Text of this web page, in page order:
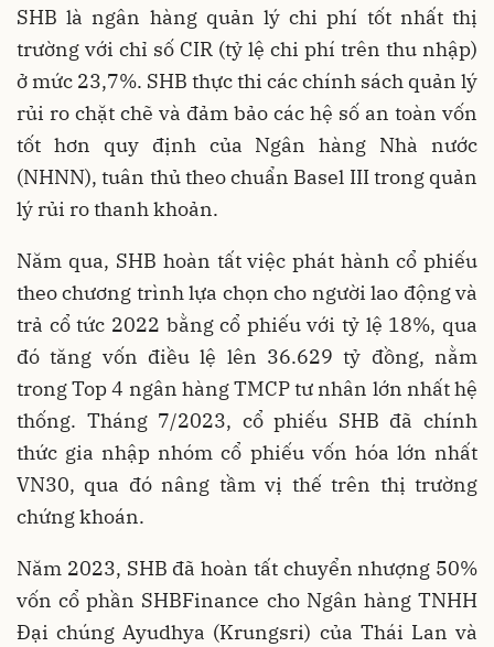
SHB là ngân hàng quản lý chi phí tốt nhất thị
trường với chỉ số CIR (tỷ lệ chi phí trên thu nhập)
ở mức 23,7%. SHB thực thi các chính sách quản lý
rủi ro chặt chẽ và đảm bảo các hệ số an toàn vốn
tốt hơn quy định của Ngân hàng Nhà nước
(NHNN), tuân thủ theo chuẩn Basel III trong quản
lý rủi ro thanh khoản.
Năm qua, SHB hoàn tất việc phát hành cổ phiếu
theo chương trình lựa chọn cho người lao động và
trả cổ tức 2022 bằng cổ phiếu với tỷ lệ 18%, qua
đó tăng vốn điều lệ lên 36.629 tỷ đồng, nằm
trong Top 4 ngân hàng TMCP tư nhân lớn nhất hệ
thống. Tháng 7/2023, cổ phiếu SHB đã chính
thức gia nhập nhóm cổ phiếu vốn hóa lớn nhất
VN30, qua đó nâng tầm vị thế trên thị trường
chứng khoán.
Năm 2023, SHB đã hoàn tất chuyển nhượng 50%
vốn cổ phần SHBFinance cho Ngân hàng TNHH
Đại chúng Ayudhya (Krungsri) của Thái Lan và